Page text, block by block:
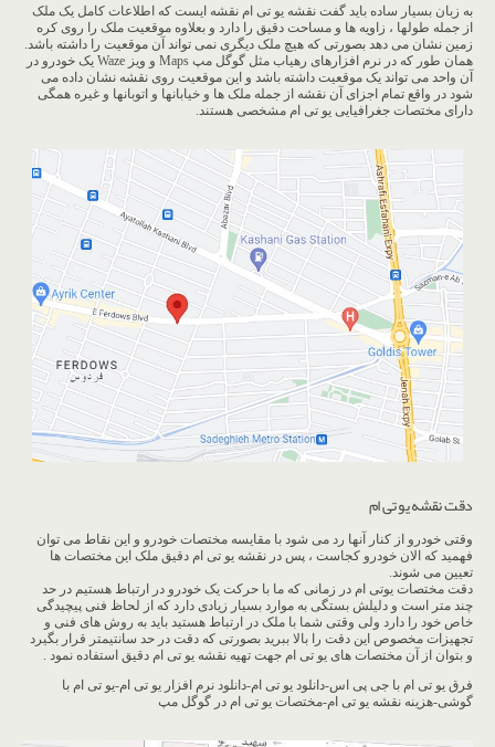
به زبان بسیار ساده باید گفت نقشه یو تی ام نقشه ایست که اطلاعات کامل یک ملک
از جمله طولها ، زاویه ها و مساحت دقیق را دارد و بعلاوه موقعیت ملک را روی کره
زمین نشان می دهد بصورتی که هیچ ملک دیگری نمی تواند آن موقعیت را داشته باشد.
همان طور که در نرم افزارهای رهیاب مثل گوگل مپ Maps و ویز Waze یک خودرو در
آن واحد می تواند یک موقعیت داشته باشد و این موقعیت روی نقشه نشان داده می
شود در واقع تمام اجزای آن نقشه از جمله ملک ها و خیابانها و اتوبانها و غیره همگی
دارای مختصات جغرافیایی یو تی ام مشخصی هستند.
دقت نقشه یو تی ام
وقتی خودرو از کنار آنها رد می شود با مقایسه مختصات خودرو و این نقاط می توان
فهمید که الان خودرو کجاست ، پس در نقشه یو تی ام دقیق ملک این مختصات ها
تعیین می شوند.
دقت مختصات یوتی ام در زمانی که ما با حرکت یک خودرو در ارتباط هستیم در حد
چند متر است و دلیلش بستگی به موارد بسیار زیادی دارد که از لحاظ فنی پیچیدگی
خاص خود را دارد ولی وقتی شما با ملک در ارتباط هستید باید به روش های فنی و
تجهیزات مخصوص این دقت را بالا ببرید بصورتی که دقت در حد سانتیمتر قرار بگیرد
و بتوان از آن مختصات های یو تی ام جهت تهیه نقشه یو تی ام دقیق استفاده نمود .
فرق یو تی ام با جی پی اس-دانلود یو تی ام-دانلود نرم افزار یو تی ام-یو تی ام با
گوشی-هزینه نقشه یو تی ام-مختصات یو تی ام در گوگل مپ